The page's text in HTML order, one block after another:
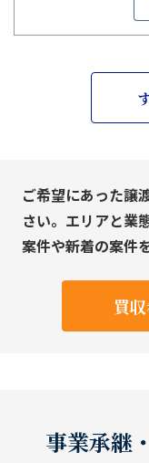
ご希望にあった譲
さい。エリアと業
案件や新着の案件
買
事業承継